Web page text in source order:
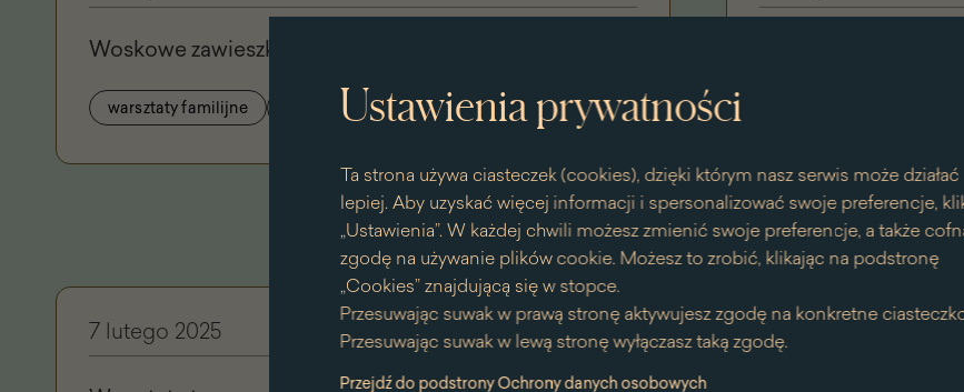
Ustawienia prywatności
Ta strona używa ciasteczek (cookies), dzięki którym nasz serwis może działać
lepiej. Aby uzyskać więcej informacji i spersonalizować swoje preferencje,
„Ustawienia”. W każdej chwili możesz zmienić swoje preferencje, a także
zgodę na używanie plików cookie. Możesz to zrobić, klikając na podstronę
„Cookies” znajdującą się w stopce.
Przesuwając suwak w prawą stronę aktywujesz zgodę na konkretne
Przesuwając suwak w lewą stronę wyłączasz taką zgodę.
Przejdź do podstrony Ochrony danych osobowych
Woskowe zawieszki I warsztaty aromaterapeutyczne
warsztaty familijne dla młodzieży i dorosłych
Pokaż więcej
Królewska sztuka
archiwum
7 lutego 2025 13:00–15:00 8 lutego 2025